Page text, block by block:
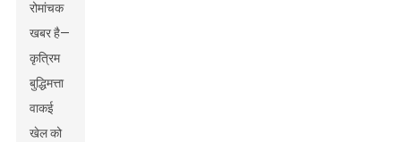
रोमांचक
खबर है—
कृत्रिम
बुद्धिमत्ता
वाकई
खेल को